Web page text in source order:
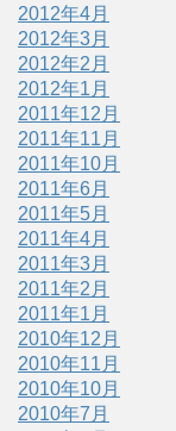
2012年4月
2012年3月
2012年2月
2012年1月
2011年12月
2011年11月
2011年10月
2011年6月
2011年5月
2011年4月
2011年3月
2011年2月
2011年1月
2010年12月
2010年11月
2010年10月
2010年7月